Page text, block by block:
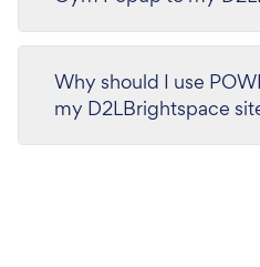
Why should I use
my D2LBrightspace